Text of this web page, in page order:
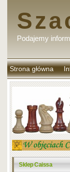
Podajemy
Strona główna
Sklep Caissa